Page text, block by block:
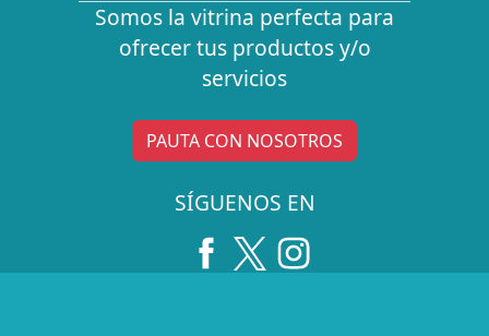
Somos la vitrina perfecta para
ofrecer tus productos y/o
servicios
PAUTA CON NOSOTROS
SÍGUENOS EN